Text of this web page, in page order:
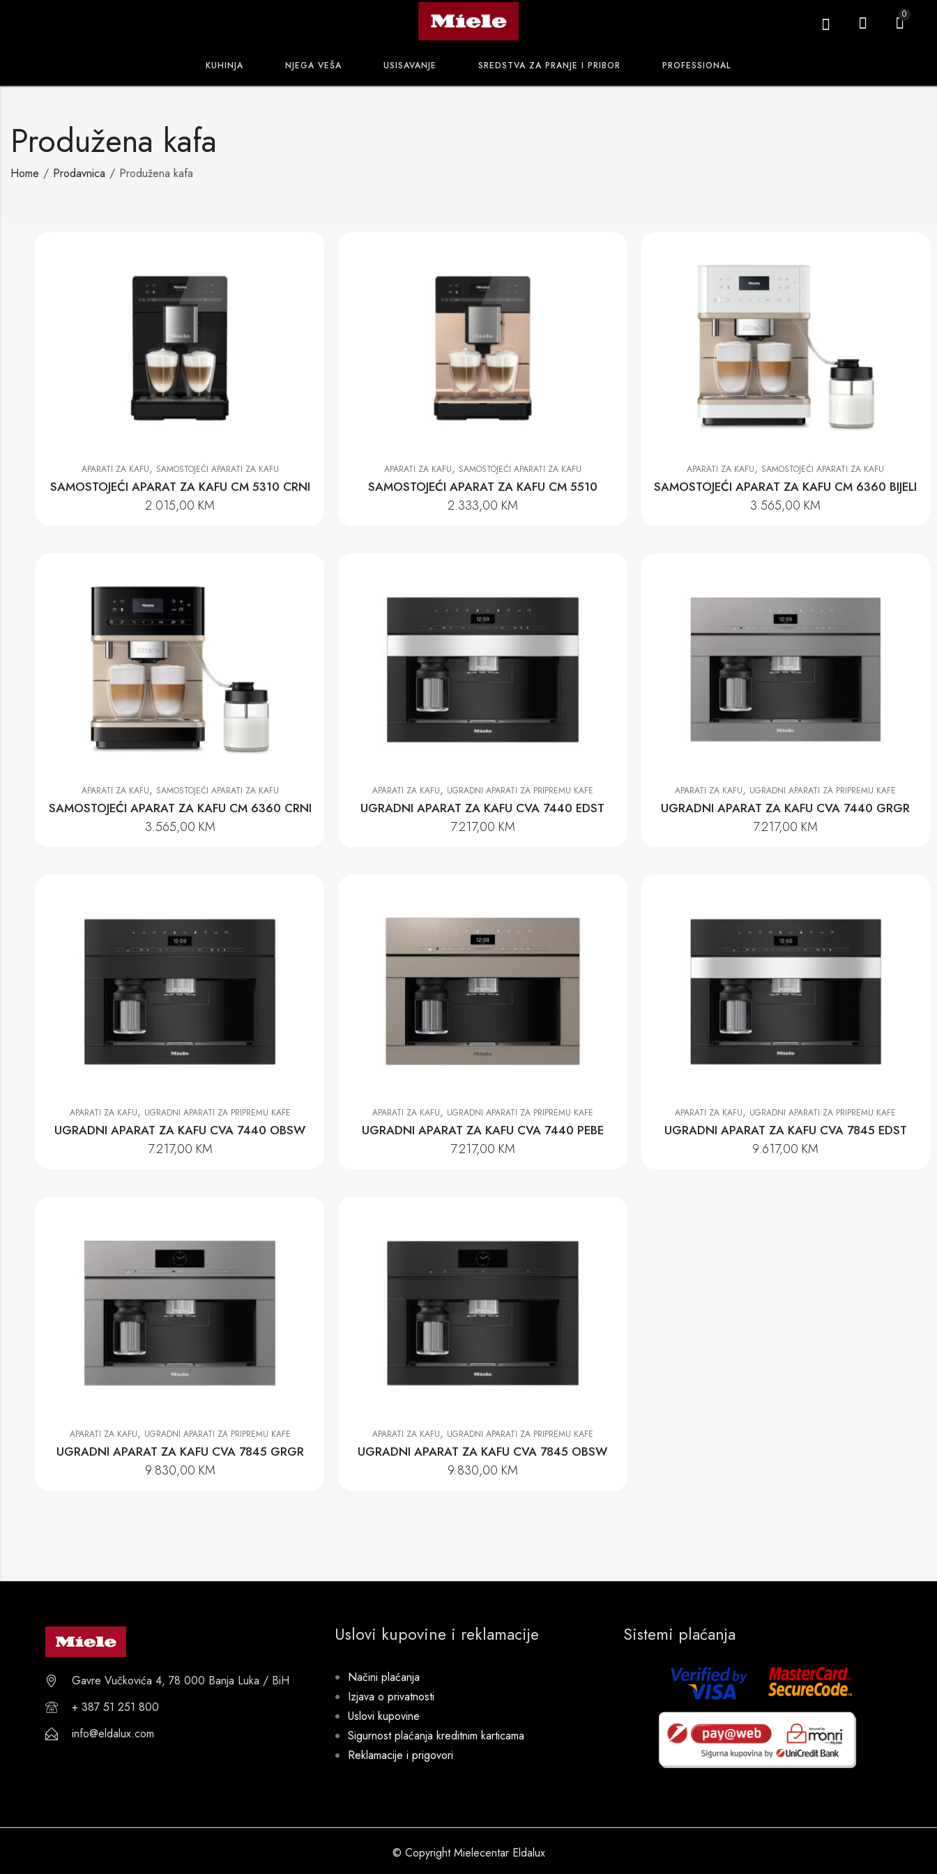
0
KUHINJA NJEGA VEŠA USISAVANJE SREDSTVA ZA PRANJE I PRIBOR PROFESSIONAL
Produžena kafa
Home Prodavnica Produžena kafa
APARATI ZA KAFU, SAMOSTOJEĆI APARATI ZA KAFU
SAMOSTOJEĆI APARAT ZA KAFU CM 5310 CRNI
2.015,00 KM
APARATI ZA KAFU, SAMOSTOJEĆI APARATI ZA KAFU
SAMOSTOJEĆI APARAT ZA KAFU CM 5510
2.333,00 KM
APARATI ZA KAFU, SAMOSTOJEĆI APARATI ZA KAFU
SAMOSTOJEĆI APARAT ZA KAFU CM 6360 BIJELI
3.565,00 KM
APARATI ZA KAFU, SAMOSTOJEĆI APARATI ZA KAFU
SAMOSTOJEĆI APARAT ZA KAFU CM 6360 CRNI
3.565,00 KM
APARATI ZA KAFU, UGRADNI APARATI ZA PRIPREMU KAFE
UGRADNI APARAT ZA KAFU CVA 7440 EDST
7.217,00 KM
APARATI ZA KAFU, UGRADNI APARATI ZA PRIPREMU KAFE
UGRADNI APARAT ZA KAFU CVA 7440 GRGR
7.217,00 KM
APARATI ZA KAFU, UGRADNI APARATI ZA PRIPREMU KAFE
UGRADNI APARAT ZA KAFU CVA 7440 OBSW
7.217,00 KM
APARATI ZA KAFU, UGRADNI APARATI ZA PRIPREMU KAFE
UGRADNI APARAT ZA KAFU CVA 7440 PEBE
7.217,00 KM
APARATI ZA KAFU, UGRADNI APARATI ZA PRIPREMU KAFE
UGRADNI APARAT ZA KAFU CVA 7845 EDST
9.617,00 KM
APARATI ZA KAFU, UGRADNI APARATI ZA PRIPREMU KAFE
UGRADNI APARAT ZA KAFU CVA 7845 GRGR
9.830,00 KM
APARATI ZA KAFU, UGRADNI APARATI ZA PRIPREMU KAFE
UGRADNI APARAT ZA KAFU CVA 7845 OBSW
9.830,00 KM
Gavre Vučkovića 4, 78 000 Banja Luka / BiH
+ 387 51 251 800
info@eldalux.com
Uslovi kupovine i reklamacije
Načini plaćanja
Izjava o privatnosti
Uslovi kupovine
Sigurnost plaćanja kreditnim karticama
Reklamacije i prigovori
Sistemi plaćanja
© Copyright Mielecentar Eldalux